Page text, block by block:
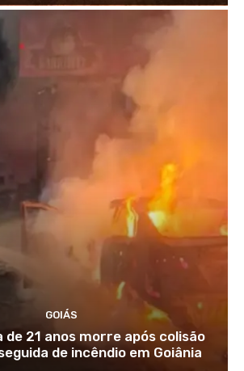
GOIÁS
21 anos morre após colisão
de incêndio em Goiânia